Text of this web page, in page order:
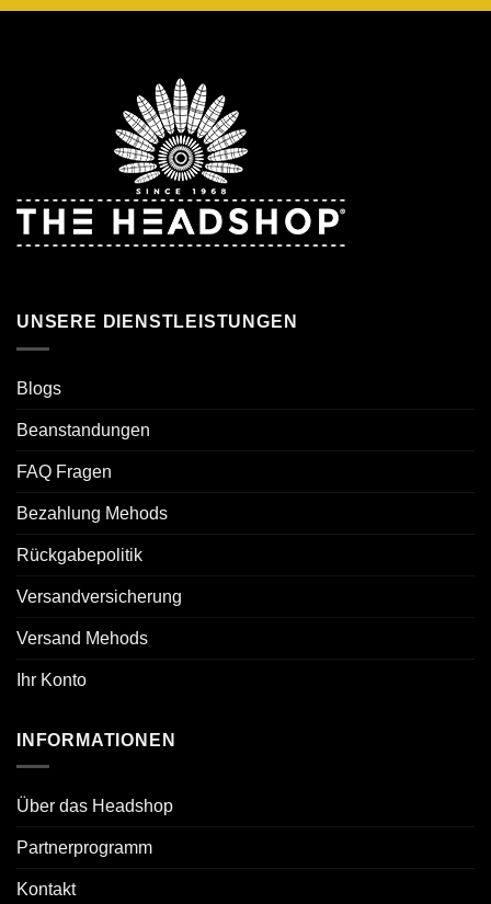
UNSERE DIENSTLEISTUNGEN
Blogs
Beanstandungen
FAQ Fragen
Bezahlung Mehods
Rückgabepolitik
Versandversicherung
Versand Mehods
Ihr Konto
INFORMATIONEN
Über das Headshop
Partnerprogramm
Kontakt